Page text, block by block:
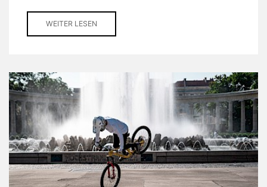
WEITER LESEN